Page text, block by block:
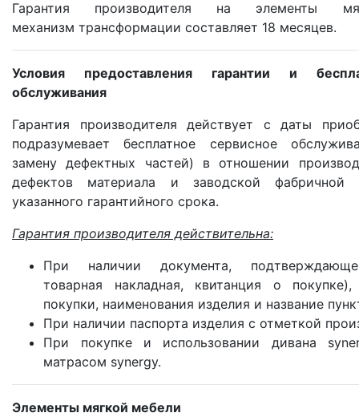
Гарантия производителя на элементы
механизм трансформации составляет 18 месяцев.
Условия предоставления гарантии и
обслуживания
Гарантия производителя действует с даты
подразумевает бесплатное сервисное
замену дефектных частей) в отношении
дефектов материала и заводской
указанного гарантийного срока.
Гарантия производителя действительна:
При наличии документа,
товарная накладная, квитанция о
покупки, наименования изделия и название
При наличии паспорта изделия с отметкой
При покупке и использовании дивана
матрасом synergy.
Элементы мягкой мебели